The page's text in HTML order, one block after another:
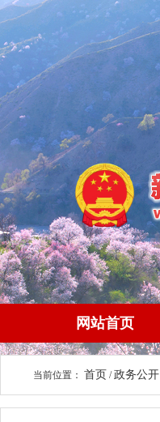
网站首页
当前位置： 首页 /政务公开